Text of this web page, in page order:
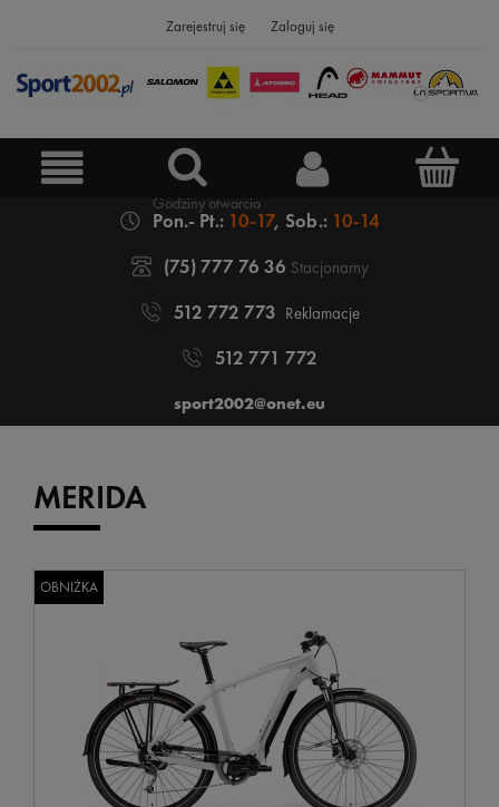
Zarejestruj się Zaloguj się
Pon.- Pt.: 10-17, Sob.: 10-14
(75) 777 76 36 Stacjonarny
512 772 773 Reklamacje
512 771 772
sport2002@onet.eu
MERIDA
OBNIŻKA